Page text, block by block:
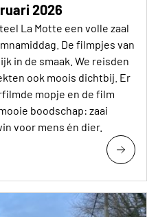
2026
La Motte een volle zaal
De filmpjes van
in de smaak. We reisden
ook moois dichtbij. Er
mopje en de film
boodschap: zaai
voor mens én dier.